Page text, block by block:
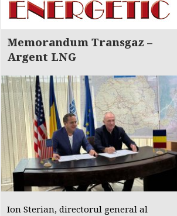
Memorandum Transgaz –
Argent LNG
Ion Sterian, directorul general al